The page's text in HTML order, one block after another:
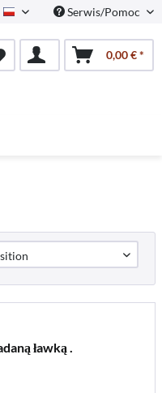
Polish Serwis/Pomoc
0,00 € *
ławką .